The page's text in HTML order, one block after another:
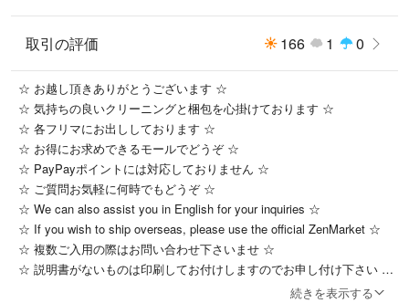
取引の評価 166 1 0
☆ お越し頂きありがとうございます ☆
☆ 気持ちの良いクリーニングと梱包を心掛けております ☆
☆ 各フリマにお出ししております ☆
☆ お得にお求めできるモールでどうぞ ☆
☆ PayPayポイントには対応しておりません ☆
☆ ご質問お気軽に何時でもどうぞ ☆
☆ We can also assist you in English for your inquiries ☆
☆ If you wish to ship overseas, please use the official ZenMarket ☆
☆ 複数ご入用の際はお問い合わせ下さいませ ☆
☆ 説明書がないものは印刷してお付けしますのでお申し付け下さい ☆
☆ 配送方法は梱包状況と発送状況から適切な方法に変更致します ☆
続きを表示する